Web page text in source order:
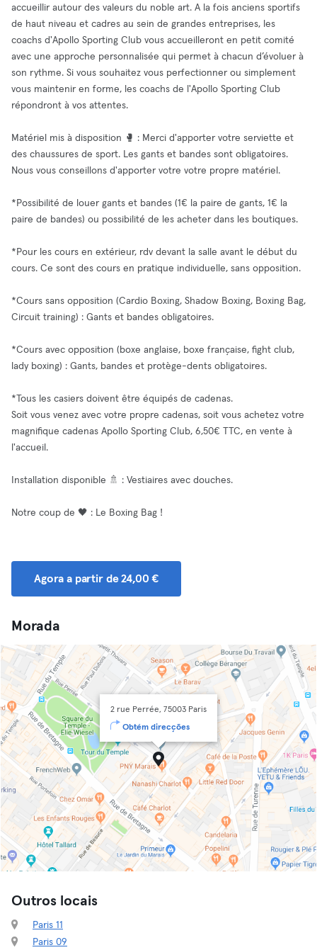
accueillir autour des valeurs du noble art. A la fois anciens sportifs
de haut niveau et cadres au sein de grandes entreprises, les
coachs d'Apollo Sporting Club vous accueilleront en petit comité
avec une approche personnalisée qui permet à chacun d’évoluer à
son rythme. Si vous souhaitez vous perfectionner ou simplement
vous maintenir en forme, les coachs de l'Apollo Sporting Club
répondront à vos attentes.
Matériel mis à disposition 🥊 : Merci d'apporter votre serviette et
des chaussures de sport. Les gants et bandes sont obligatoires.
Nous vous conseillons d'apporter votre votre propre matériel.
*Possibilité de louer gants et bandes (1€ la paire de gants, 1€ la
paire de bandes) ou possibilité de les acheter dans les boutiques.
*Pour les cours en extérieur, rdv devant la salle avant le début du
cours. Ce sont des cours en pratique individuelle, sans opposition.
*Cours sans opposition (Cardio Boxing, Shadow Boxing, Boxing Bag,
Circuit training) : Gants et bandes obligatoires.
*Cours avec opposition (boxe anglaise, boxe française, fight club,
lady boxing) : Gants, bandes et protège-dents obligatoires.
*Tous les casiers doivent être équipés de cadenas.
Soit vous venez avec votre propre cadenas, soit vous achetez votre
magnifique cadenas Apollo Sporting Club, 6,50€ TTC, en vente à
l'accueil.
Installation disponible 🚿 : Vestiaires avec douches.
Notre coup de 🖤 : Le Boxing Bag !
Agora a partir de 24,00 €
Morada
2 rue Perrée, 75003 Paris
Obtém direcções
Outros locais
Paris 11
Paris 09